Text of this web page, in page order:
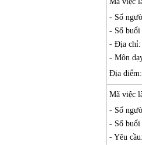
- Số
- Số buổi
- Địa chỉ:
- Môn
Địa điểm:
Mã việc
- Số
- Số buổi
- Yêu